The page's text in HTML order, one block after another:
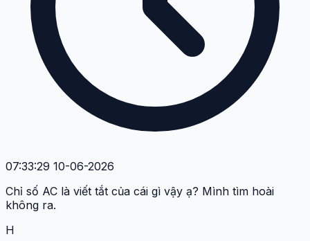
07:33:29 10-06-2026
Chỉ số AC là viết tắt của cái gì vậy ạ? Mình tìm hoài
không ra.
H